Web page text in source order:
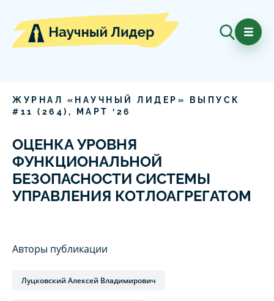
ЖУРНАЛ «НАУЧНЫЙ ЛИДЕР» ВЫПУСК
# 11 ( 264), МАРТ ‘ 26
ОЦЕНКА УРОВНЯ
ФУНКЦИОНАЛЬНОЙ
БЕЗОПАСНОСТИ СИСТЕМЫ
УПРАВЛЕНИЯ КОТЛОАГРЕГАТОМ
Авторы публикации
Луцковский Алексей Владимирович